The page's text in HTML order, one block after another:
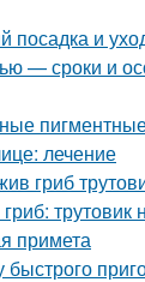
посадка и
— сроки и
лечение
гриб
трутовик
примета
быстрого